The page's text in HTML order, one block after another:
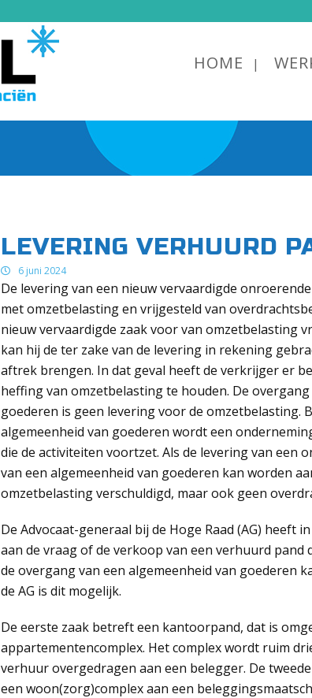
HOME
LEVERING VERHUURD
6 juni 2024
De levering van een nieuw vervaardigde
met omzetbelasting en vrijgesteld van
nieuw vervaardigde zaak voor van omzetbelasting
kan hij de ter zake van de levering in rekening
aftrek brengen. In dat geval heeft de verkrijger er
heffing van omzetbelasting te houden. De
goederen is geen levering voor de omzetbelasting.
algemeenheid van goederen wordt een
die de activiteiten voortzet. Als de levering van een
van een algemeenheid van goederen kan worden
omzetbelasting verschuldigd, maar ook geen
De Advocaat-generaal bij de Hoge Raad (AG) heeft
aan de vraag of de verkoop van een verhuurd
de overgang van een algemeenheid van goederen
de AG is dit mogelijk.
De eerste zaak betreft een kantoorpand, dat is
appartementencomplex. Het complex wordt ruim
verhuur overgedragen aan een belegger. De
een woon(zorg)complex aan een